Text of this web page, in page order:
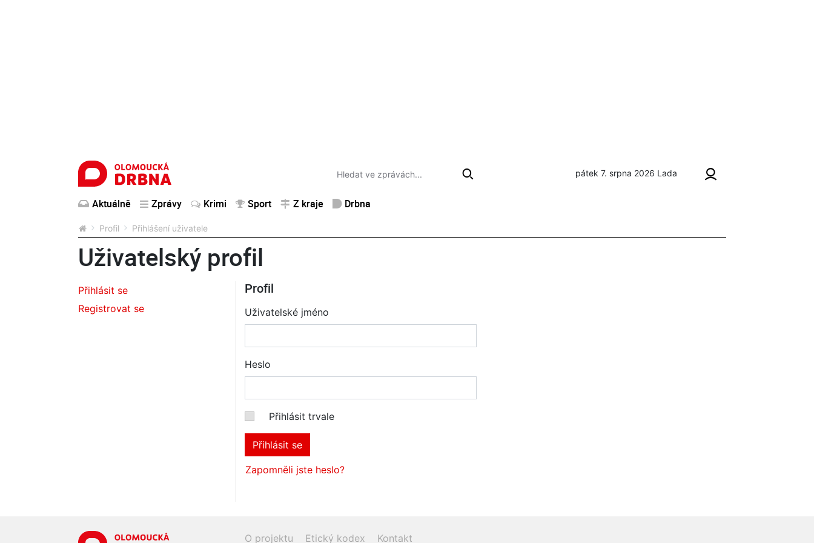
pátek 7. srpna 2026 Lada
Aktuálně Zprávy Krimi Sport Z kraje Drbna
Profil Přihlášení uživatele
Uživatelský profil
Přihlásit se
Registrovat se
Profil
Uživatelské jméno
Heslo
Přihlásit trvale
Přihlásit se
Zapomněli jste heslo?
O projektu Etický kodex Kontakt